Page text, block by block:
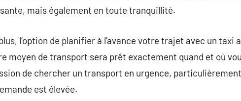
mais également en toute tranquillité.
l’option de planifier à l’avance votre trajet avec un taxi
moyen de transport sera prêt exactement quand et où
de chercher un transport en urgence,
est élevée.